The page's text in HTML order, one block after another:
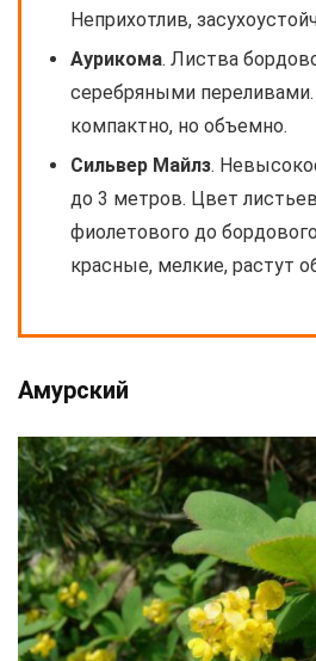
Неприхотлив,
Аурикома. Листва
серебряными переливами.
компактно, но объемно.
Сильвер Майлз.
до 3 метров. Цвет
фиолетового до
красные, мелкие, растут
Амурский